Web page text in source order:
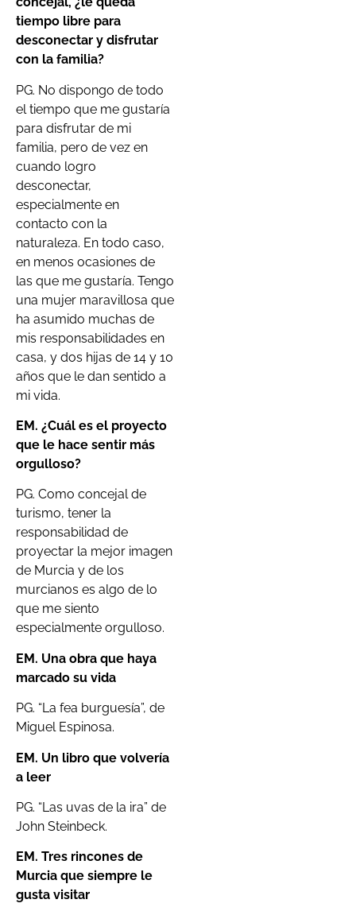
tiempo libre para
desconectar y disfrutar
con la familia?
PG. No dispongo de todo
el tiempo que me gustaría
para disfrutar de mi
familia, pero de vez en
cuando logro
desconectar,
especialmente en
contacto con la
naturaleza. En todo caso,
en menos ocasiones de
las que me gustaría. Tengo
una mujer maravillosa que
ha asumido muchas de
mis responsabilidades en
casa, y dos hijas de 14 y 10
años que le dan sentido a
mi vida.
EM. ¿Cuál es el proyecto
que le hace sentir más
orgulloso?
PG. Como concejal de
turismo, tener la
responsabilidad de
proyectar la mejor imagen
de Murcia y de los
murcianos es algo de lo
que me siento
especialmente orgulloso.
EM. Una obra que haya
marcado su vida
PG. “La fea burguesía”, de
Miguel Espinosa.
EM. Un libro que volvería
a leer
PG. “Las uvas de la ira” de
John Steinbeck.
EM. Tres rincones de
Murcia que siempre le
gusta visitar